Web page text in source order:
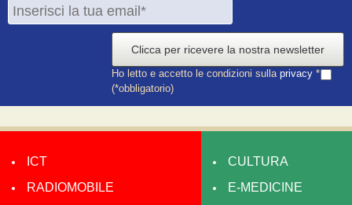
Clicca per ricevere la nostra newsletter
Ho letto e accetto le condizioni sulla privacy *
(*obbligatorio)
ICT
RADIOMOBILE
CULTURA
E-MEDICINE